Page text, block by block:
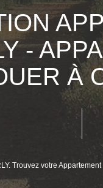
-
À
Trouvez votre